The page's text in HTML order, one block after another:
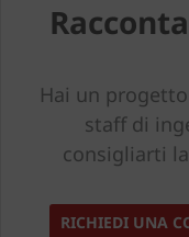
Hai un
staff di
consigliarti
RICHIEDI UNA